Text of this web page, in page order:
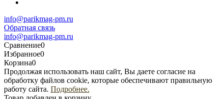
info@parikmag-pm.ru
Обратная связь
info@parikmag-pm.ru
Сравнение0
Избранное0
Корзина0
Продолжая использовать наш сайт, Вы даете согласие на
обработку файлов cookie, которые обеспечивают правильную
работу сайта. Подробнее.